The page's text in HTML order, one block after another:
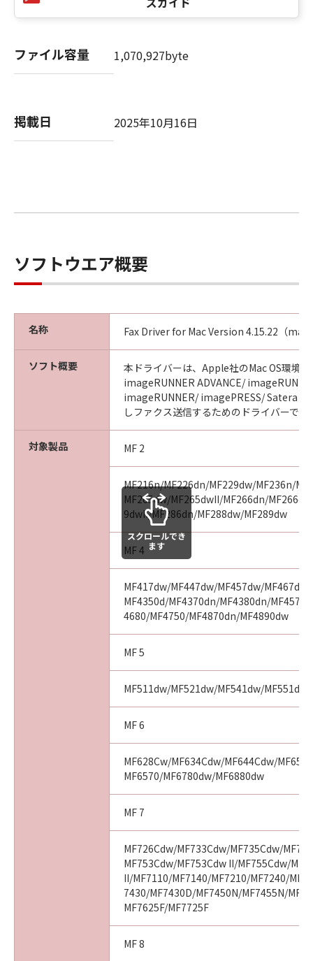
修正、改変、リバース・エンジニアリング、逆
コンパイル、逆アセンブルまたは他のプログラ
た、第三者にこのような行為をさせてはなりま
せん。
渡、販売、頒布、賃貸、リースもしくは貸与す
ること、または複製もしくは翻訳することはで
せん。
(6) お客様は、「コンテンツデータ」を、アダ
このような行為をさせてはなりません。
キヤノンまたはキヤノンのライセンサーの著作
権、肖像権、商標権その他の権利を侵害する方
法で「コンテンツデータ」を利用することはで
きません。また、第三者にこのような行為をさ
せてはなりません。
(8) お客様は、「コンテンツデータ」の全部ま
し、登記し、または登録することはできませ
ん。また、第三者にこのような行為をさせては
(9) お客様は、「コンテンツデータ」を、キヤノ
ン、キヤノンの子会社、もしくはキヤノンのラ
用すること、またはその他キヤノンが不適切と
判断する目的で利用することはできません。ま
た、第三者にこのような行為をさせてはなりま
３．情報送信および利用の承諾
ーネットを通じてキヤノンまたはキヤノンが指
定した第三者のサーバーにアクセスした場合
に、「ソフトウェア」が、お客様の使用する
「プリンター」、「許諾ソフトウェア」および
お客様のご利用端末等に関する情報を送信する
場合があります。お客様は、キヤノン、キヤノ
ンの子会社、それらの販売代理店および販売店
が、お客様から送信されたこれらの情報を、(1)
お客様の使用環境に適合した情報・データをお
客様に提供するために利用すること、および、
(2)今後の製品開発や品質・サービスの向上のた
めに分析し、利用する場合があることを了解
し、これらに同意するものとします。これらの
情報にお客様の個人情報が含まれる場合、キヤ
ノンは、お客様の国または地域で適用される法
の要請に従い、お客様の同意を取得したうえ
ファイル容量 1,070,927byte
掲載日 2025年10月16日
ソフトウエア概要
名称 Fax Driver for Mac Version 4.15.22（
ソフト概要
本ドライバーは、Apple社のMac OS環境
imageRUNNER ADVANCE/
imageRUNNER/ imagePRESS/ Satera
しファクス送信するためのドライバーです
対象製品 MF 2
MF216n/MF226dn/MF229dw/MF236n/
MF265dw/MF265dwII/MF266dn/
9dwII/MF286dn/MF288dw/MF289dw
MF 4
MF417dw/MF447dw/MF457dw/
MF4350d/MF4370dn/MF4380dn/
4680/MF4750/MF4870dn/MF4890dw
MF 5
MF511dw/MF521dw/MF541dw/MF551dw
MF 6
MF628Cw/MF634Cdw/MF644Cdw/
MF6570/MF6780dw/MF6880dw
MF 7
MF726Cdw/MF733Cdw/MF735Cdw/
MF753Cdw/MF753Cdw II/MF755Cdw/
II/MF7110/MF7140/MF7210/MF7240/
7430/MF7430D/MF7450N/MF7455N/
MF7625F/MF7725F
MF 8
スクロールでき
ます